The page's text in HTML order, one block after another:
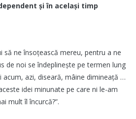
și în același timp
să ne însoțească mereu, pentru a ne
de noi se îndeplinește pe termen lung
acum, azi, diseară, mâine dimineață …
idei minunate pe care ni le-am
mult îl încurcă?”.